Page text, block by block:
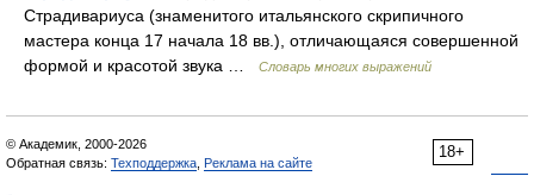
Страдивариуса (знаменитого итальянского скрипичного
мастера конца 17 начала 18 вв.), отличающаяся совершенной
формой и красотой звука …
Словарь многих выражений
18+
© Академик, 2000-2026
Обратная связь: Техподдержка Реклама на сайте